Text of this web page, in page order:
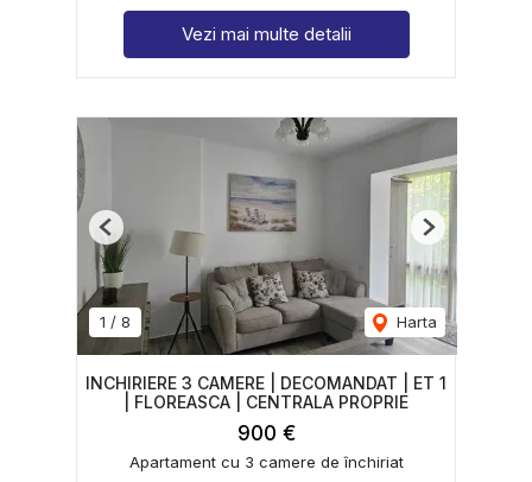
Vezi mai multe detalii
1 / 8 Harta
Previous Next
INCHIRIERE 3 CAMERE | DECOMANDAT | ET 1
| FLOREASCA | CENTRALA PROPRIE
900 €
Apartament cu 3 camere de închiriat